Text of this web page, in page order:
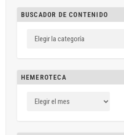
BUSCADOR DE CONTENIDO
HEMEROTECA